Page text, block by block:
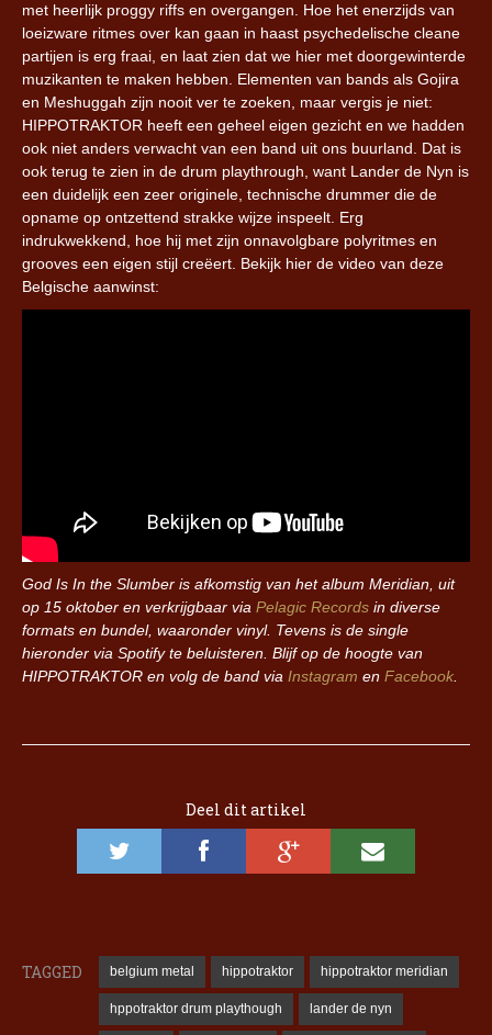
met heerlijk proggy riffs en overgangen. Hoe het enerzijds van
loeizware ritmes over kan gaan in haast psychedelische cleane
partijen is erg fraai, en laat zien dat we hier met doorgewinterde
muzikanten te maken hebben. Elementen van bands als Gojira
en Meshuggah zijn nooit ver te zoeken, maar vergis je niet:
HIPPOTRAKTOR heeft een geheel eigen gezicht en we hadden
ook niet anders verwacht van een band uit ons buurland. Dat is
ook terug te zien in de drum playthrough, want Lander de Nyn is
een duidelijk een zeer originele, technische drummer die de
opname op ontzettend strakke wijze inspeelt. Erg
indrukwekkend, hoe hij met zijn onnavolgbare polyritmes en
grooves een eigen stijl creëert. Bekijk hier de video van deze
Belgische aanwinst:
God Is In the Slumber is afkomstig van het album Meridian, uit
op 15 oktober en verkrijgbaar via Pelagic Records in diverse
formats en bundel, waaronder vinyl. Tevens is de single
hieronder via Spotify te beluisteren. Blijf op de hoogte van
HIPPOTRAKTOR en volg de band via Instagram en Facebook.
Deel dit artikel
TAGGED belgium metal hippotraktor hippotraktor meridian
hppotraktor drum playthough lander de nyn